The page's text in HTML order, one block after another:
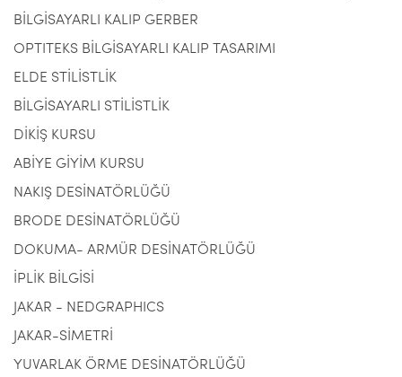
BİLGİSAYARLI KALIP GERBER
OPTITEKS BİLGİSAYARLI KALIP TASARIMI
ELDE STİLİSTLİK
BİLGİSAYARLI STİLİSTLİK
DİKİŞ KURSU
ABİYE GİYİM KURSU
NAKIŞ DESİNATÖRLÜĞÜ
BRODE DESİNATÖRLÜĞÜ
DOKUMA- ARMÜR DESİNATÖRLÜĞÜ
İPLİK BİLGİSİ
JAKAR - NEDGRAPHICS
JAKAR-SİMETRİ
YUVARLAK ÖRME DESİNATÖRLÜĞÜ